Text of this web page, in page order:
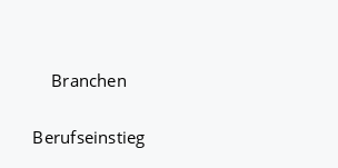
Branchen
Berufseinstieg